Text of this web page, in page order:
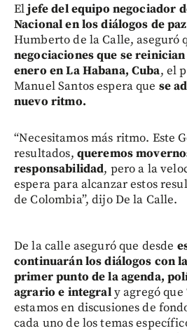
Eljefe del equipo negociador
Nacional en los diálogos de
Humberto de la Calle, aseguró
negociaciones que se reinician
enero en La Habana, Cuba, el
Manuel Santos espera que se
nuevo ritmo.
“Necesitamos más ritmo. Este
resultados, queremos
responsabilidad, pero a la
espera para alcanzar estos
de Colombia”, dijo De la Calle.
De la calle aseguró que desde
continuarán los diálogos con
primer punto de la agenda,
agrario e integraly agregó que
estamos en discusiones de
cada uno de los temas